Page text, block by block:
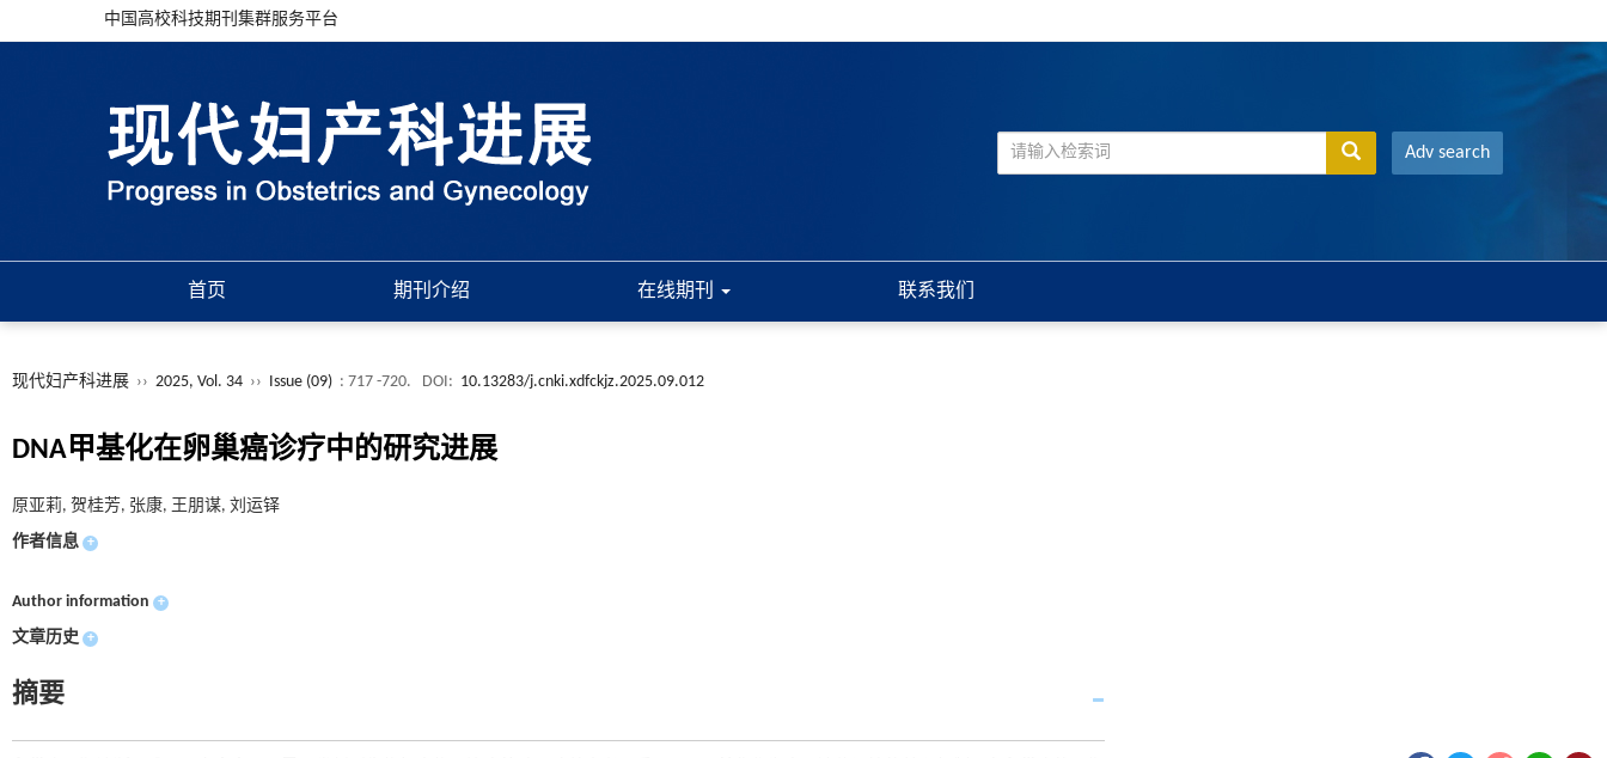
中国高校科技期刊集群服务平台
Adv search
首页 期刊介绍 在线期刊 联系我们
现代妇产科进展 ›› 2025, Vol. 34 ›› Issue (09) : 717 -720. DOI: 10.13283/j.cnki.xdfckjz.2025.09.012
DNA甲基化在卵巢癌诊疗中的研究进展
原亚莉, 贺桂芳, 张康, 王朋谋, 刘运铎
作者信息 +
Author information +
文章历史 +
摘要